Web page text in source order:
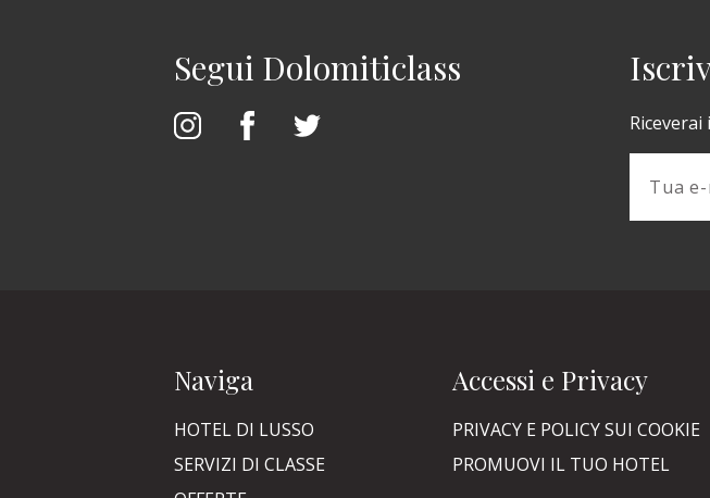
Segui Dolomiticlass
Naviga
HOTEL DI LUSSO
SERVIZI DI CLASSE
Accessi e Privacy
PRIVACY E POLICY SUI COOKIE
PROMUOVI IL TUO HOTEL